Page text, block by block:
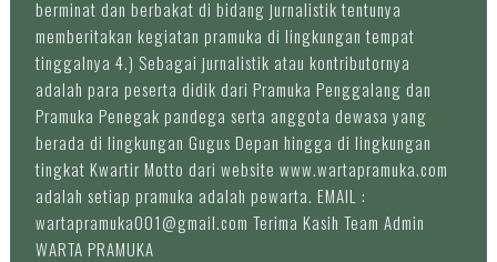
berminat dan berbakat di bidang jurnalistik tentunya
memberitakan kegiatan pramuka di lingkungan tempat
tinggalnya 4.) Sebagai jurnalistik atau kontributornya
adalah para peserta didik dari Pramuka Penggalang dan
Pramuka Penegak pandega serta anggota dewasa yang
berada di lingkungan Gugus Depan hingga di lingkungan
tingkat Kwartir Motto dari website www.wartapramuka.com
adalah setiap pramuka adalah pewarta. EMAIL :
wartapramuka001@gmail.com Terima Kasih Team Admin
WARTA PRAMUKA